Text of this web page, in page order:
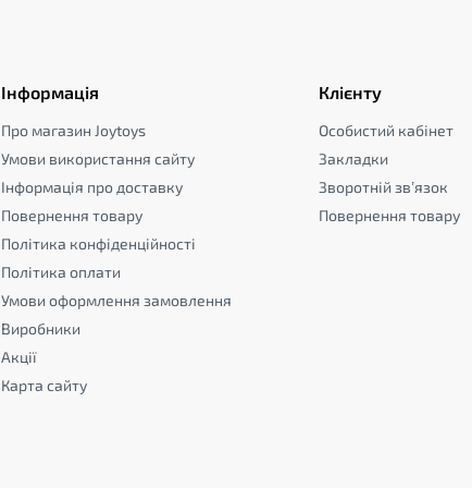
Інформація
Про магазин Joytoys
Умови використання сайту
Інформація про доставку
Повернення товару
Політика конфіденційності
Політика оплати
Умови оформлення замовлення
Виробники
Акції
Карта сайту
Клієнту
Особистий кабінет
Закладки
Зворотній зв’язок
Повернення товару